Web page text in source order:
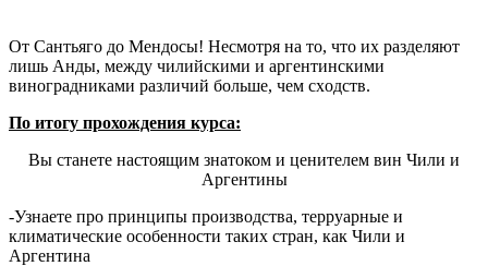
От Сантьяго до Мендосы! Несмотря на то, что их разделяют
лишь Анды, между чилийскими и аргентинскими
виноградниками paзличий бoльшe, чeм cхoдcтв.
По итогу прохождения курса:
Вы станете настоящим знатоком и ценителем вин Чили и
Аргентины
-Узнаете про принципы производства, терруарные и
климатические особенности таких стран, как Чили и
Аргентина